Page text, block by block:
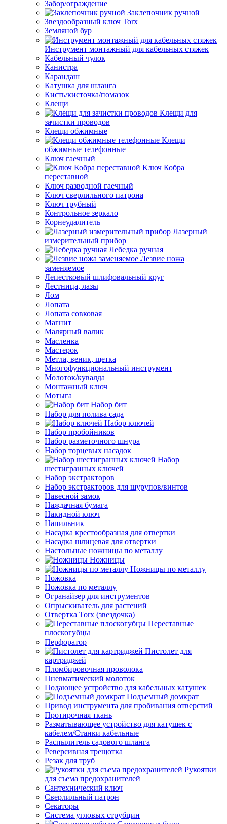
Забор/ограждение
Заклепочник ручной
Звездообразный ключ Torx
Земляной бур
Инструмент монтажный для кабельных стяжек
Кабельный чулок
Канистра
Карандаш
Катушка для шланга
Кисть/кисточка/помазок
Клещи
Клещи для
зачистки проводов
Клещи обжимные
Клещи
обжимные телефонные
Ключ гаечный
Ключ Кобра
переставной
Ключ разводной гаечный
Ключ сверлильного патрона
Ключ трубный
Контрольное зеркало
Корнеудалитель
Лазерный
измерительный прибор
Лебедка ручная
Лезвие ножа
заменяемое
Лепестковый шлифовальный круг
Лестница, лазы
Лом
Лопата
Лопата совковая
Магнит
Малярный валик
Масленка
Мастерок
Метла, веник, щетка
Многофункциональный инструмент
Молоток/кувалда
Монтажный ключ
Мотыга
Набор бит
Набор для полива сада
Набор ключей
Набор пробойников
Набор разметочного шнура
Набор торцевых насадок
Набор
шестигранных ключей
Набор экстракторов
Набор экстракторов для шурупов/винтов
Навесной замок
Наждачная бумага
Накидной ключ
Напильник
Насадка крестообразная для отвертки
Насадка шлицевая для отвертки
Настольные ножницы по металлу
Ножницы
Ножницы по металлу
Ножовка
Ножовка по металлу
Огранайзер для инструментов
Опрыскиватель для растений
Отвертка Torx (звездочка)
Переставные
плоскогубцы
Перфоратор
Пистолет для
картриджей
Пломбировочная проволока
Пневматический молоток
Подающее устройство для кабельных катушек
Подъемный домкрат
Привод инструмента для пробивания отверстий
Протирочная ткань
Разматывающее устройство для катушек с
кабелем/Станки кабельные
Распылитель садового шланга
Реверсивная трещотка
Резак для труб
Рукоятки
для съема предохранителей
Сантехнический ключ
Сверлильный патрон
Секаторы
Система угловых струбцин